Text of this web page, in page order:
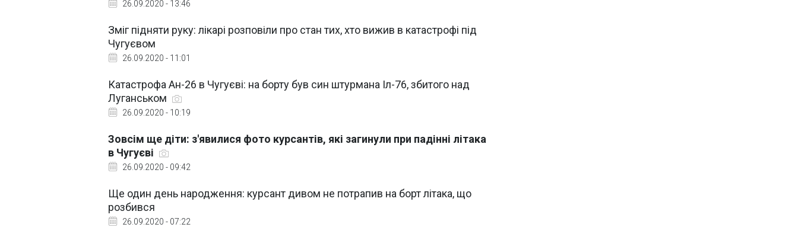
26.09.2020 - 13:46
Зміг підняти руку: лікарі розповіли про стан тих, хто вижив в катастрофі під
Чугуєвом
26.09.2020 - 11:01
Катастрофа Ан-26 в Чугуєві: на борту був син штурмана Іл-76, збитого над
Луганськом
26.09.2020 - 10:19
Зовсім ще діти: з'явилися фото курсантів, які загинули при падінні літака
в Чугуєві
26.09.2020 - 09:42
Ще один день народження: курсант дивом не потрапив на борт літака, що
розбився
26.09.2020 - 07:22